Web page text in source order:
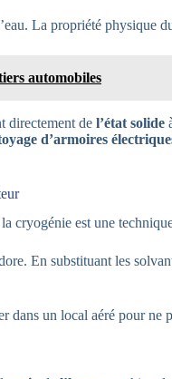
La propriété physique
automobiles
directement de l’état solide
d’armoires
cryogénie est une
En substituant les
dans un local aéré pour